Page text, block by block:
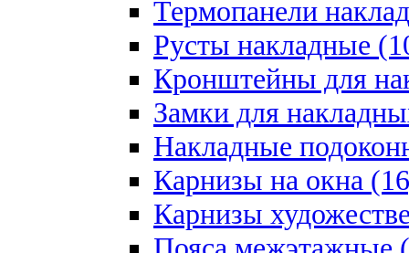
Термопанели
Русты накладные
Кронштейны для
Замки для
Накладные
Карнизы на окна
Карнизы